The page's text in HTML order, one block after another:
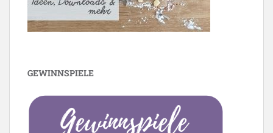
GEWINNSPIELE